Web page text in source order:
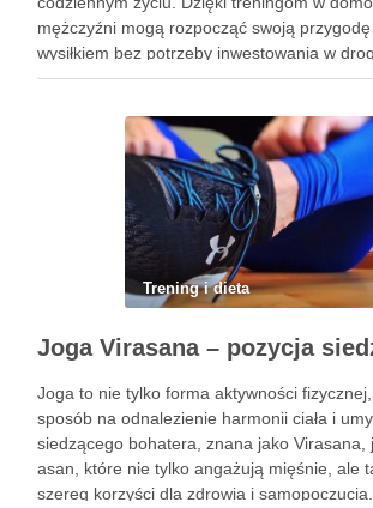
mężczyźni mogą rozpocząć swoją przygodę
wysiłkiem bez potrzeby inwestowania w
dojazdy do siłowni. Regularne ćwiczenia,
Trening i dieta
Joga to nie tylko forma aktywności
sposób na odnalezienie harmonii ciała i
siedzącego bohatera, znana jako Virasana,
asan, które nie tylko angażują mięśnie, ale
szereg korzyści dla zdrowia i